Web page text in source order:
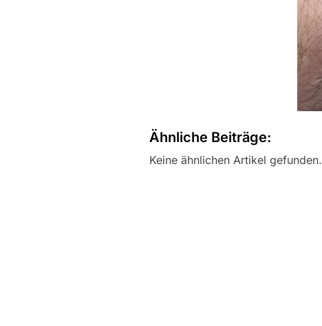
Ähnliche Beiträge:
Keine ähnlichen Artikel gefunden.